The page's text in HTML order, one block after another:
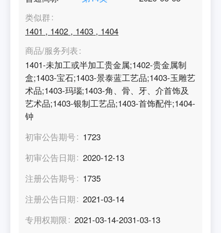
类似群
1401 , 1402 , 1403 , 1404
商品/服务列表
1401-未加工或半加工贵金属;1402-贵金属制
盒;1403-宝石;1403-景泰蓝工艺品;1403-玉雕艺
术品;1403-玛瑙;1403-角、骨、牙、介首饰及
艺术品;1403-银制工艺品;1403-首饰配件;1404-
钟
初审公告期号
1723
初审公告日期
2020-12-13
注册公告期号
1735
注册公告日期
2021-03-14
专用权期限
2021-03-14-2031-03-13